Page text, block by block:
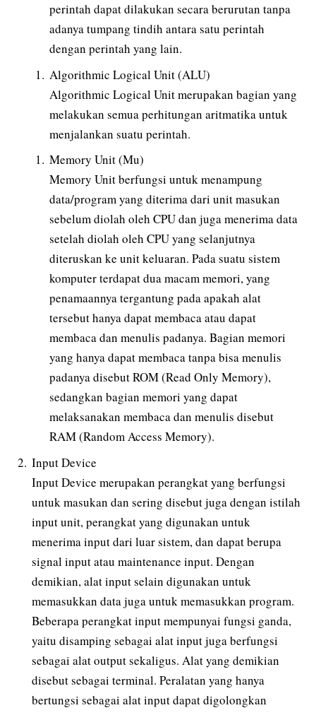
perintah dapat dilakukan secara berurutan tanpa
adanya tumpang tindih antara satu perintah
dengan perintah yang lain.
Algorithmic Logical Unit (ALU)
Algorithmic Logical Unit merupakan bagian yang
melakukan semua perhitungan aritmatika untuk
menjalankan suatu perintah.
Memory Unit (Mu)
Memory Unit berfungsi untuk menampung
data/program yang diterima dari unit masukan
sebelum diolah oleh CPU dan juga menerima data
setelah diolah oleh CPU yang selanjutnya
diteruskan ke unit keluaran. Pada suatu sistem
komputer terdapat dua macam memori, yang
penamaannya tergantung pada apakah alat
tersebut hanya dapat membaca atau dapat
membaca dan menulis padanya. Bagian memori
yang hanya dapat membaca tanpa bisa menulis
padanya disebut ROM (Read Only Memory),
sedangkan bagian memori yang dapat
melaksanakan membaca dan menulis disebut
RAM (Random Access Memory).
Input Device
Input Device merupakan perangkat yang berfungsi
untuk masukan dan sering disebut juga dengan istilah
input unit, perangkat yang digunakan untuk
menerima input dari luar sistem, dan dapat berupa
signal input atau maintenance input. Dengan
demikian, alat input selain digunakan untuk
memasukkan data juga untuk memasukkan program.
Beberapa perangkat input mempunyai fungsi ganda,
yaitu disamping sebagai alat input juga berfungsi
sebagai alat output sekaligus. Alat yang demikian
disebut sebagai terminal. Peralatan yang hanya
bertungsi sebagai alat input dapat digolongkan